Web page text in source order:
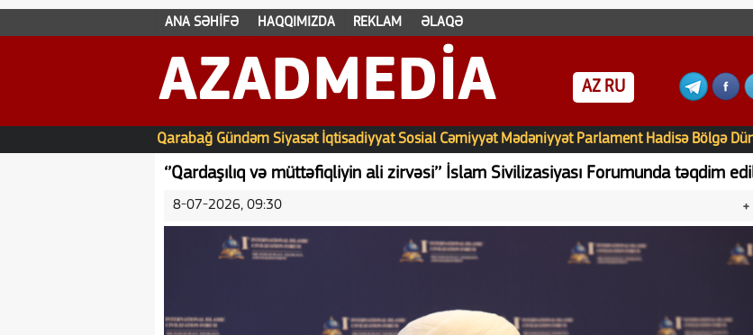
ANA SƏHİFƏ HAQQIMIZDA REKLAM ƏLAQƏ
AZADMEDIA AZ RU
Qarabağ Gündəm Siyasət İqtisadiyyat Sosial Cəmiyyət Mədəniyyət Parlament Hadisə Bölgə
‘’Qardaşılıq və müttəfiqliyin ali zirvəsi’’ İslam Sivilizasiyası Forumunda təqdim
+
8-07-2026, 09:30